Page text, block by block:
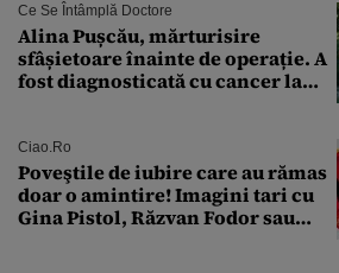
Ce Se Întâmplă Doctore
Alina Pușcău, mărturisire
sfâșietoare înainte de operație. A
fost diagnosticată cu cancer la
îmi salvez viața”
Ciao.ro
Poveştile de iubire care au rămas
doar o amintire! Imagini tari cu
Gina Pistol, Răzvan Fodor sau